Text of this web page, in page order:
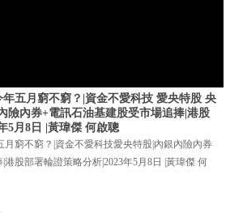
年五月窮不窮？|資金不愛科技 愛央特股 央
險內券+電訊石油基建股受市場追捧|港股
5月8日 |黃瑋傑 何啟聰
月窮不窮？|資金不愛科技愛央特股|內銀內險內券
股部署輪證策略分析|2023年5月8日 |黃瑋傑 何